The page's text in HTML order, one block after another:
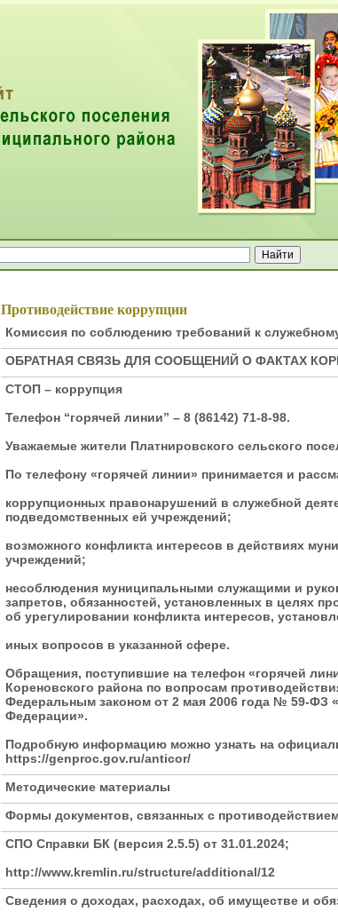
Противодействие коррупции
Комиссия по соблюдению требований к
ОБРАТНАЯ СВЯЗЬ ДЛЯ СООБЩЕНИЙ О ФАКТАХ
СТОП – коррупция
Телефон “горячей линии” – 8 (86142) 71-8-98.
Уважаемые жители Платнировского сельского
По телефону «горячей линии» принимается и
коррупционных правонарушений в служебной
подведомственных ей учреждений;
возможного конфликта интересов в действиях
учреждений;
несоблюдения муниципальными служащими и
запретов, обязанностей, установленных в целях
об урегулировании конфликта интересов,
иных вопросов в указанной сфере.
Обращения, поступившие на телефон «горячей
Кореновского района по вопросам
Федеральным законом от 2 мая 2006 года № 59-ФЗ
Федерации».
Подробную информацию можно узнать на
https://genproc.gov.ru/anticor/
Методические материалы
Формы документов, связанных с
СПО Справки БК (версия 2.5.5) от 31.01.2024;
http://www.kremlin.ru/structure/additional/12
Сведения о доходах, расходах, об имуществе и